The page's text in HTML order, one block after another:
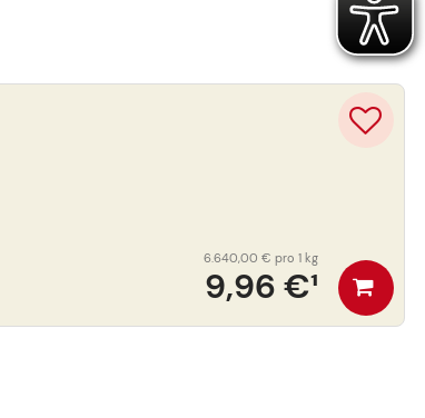
9,96 €¹
6.640,00 € pro 1 kg